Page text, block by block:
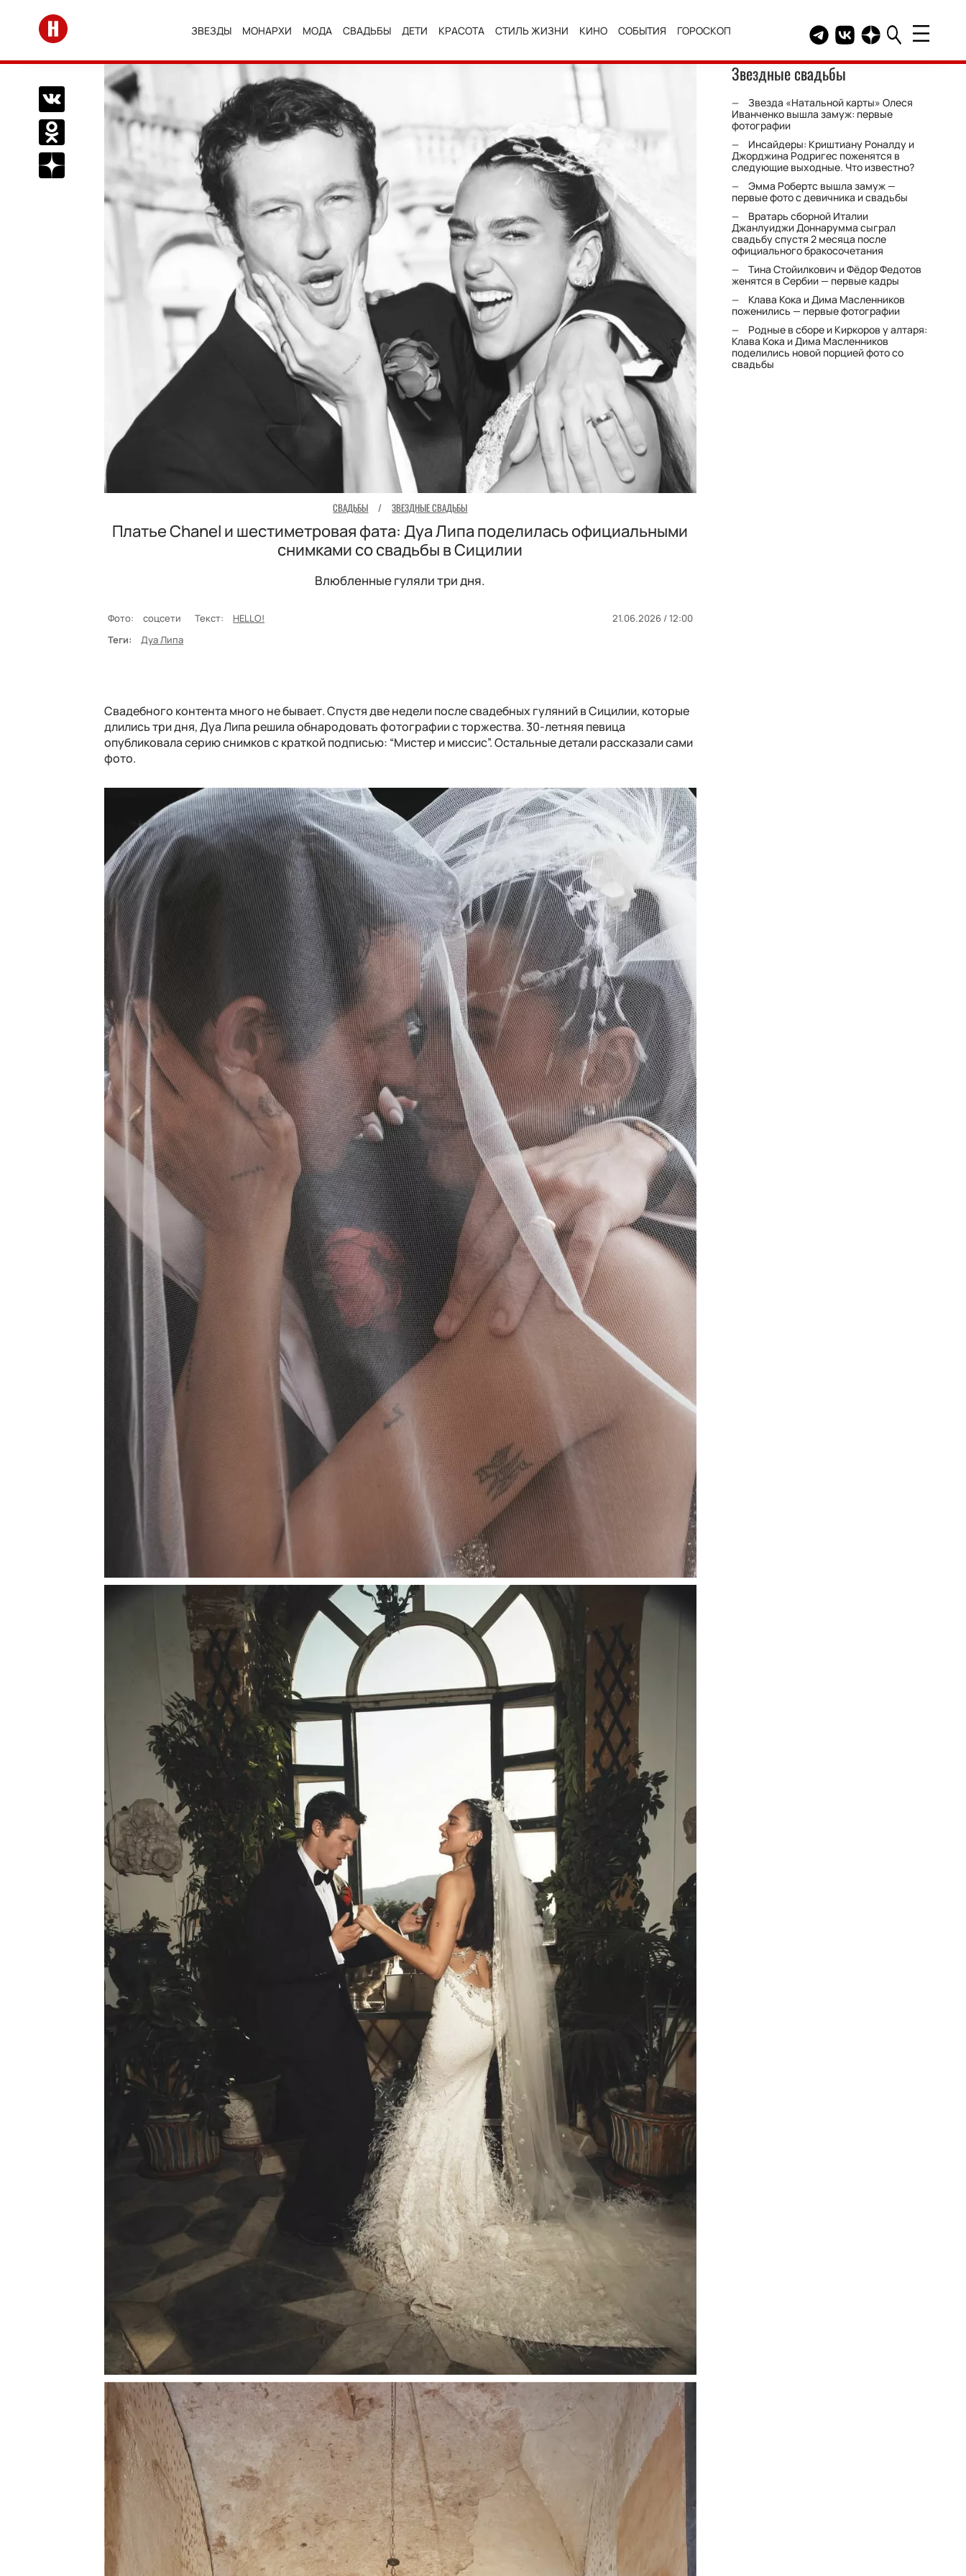
Перейти на главную
ЗВЕЗДЫ МОНАРХИ МОДА СВАДЬБЫ ДЕТИ КРАСОТА СТИЛЬ ЖИЗНИ КИНО СОБЫТИЯ ГОРОСКОП Telegram канал HELLO
Группа HELLO
Канал HELLO в
Поделиться Вконтакте
Поделиться в Одноклассниках
Подписаться на нас в Дзен
СВАДЬБЫ / ЗВЕЗДНЫЕ СВАДЬБЫ
Платье Chanel и шестиметровая фата: Дуа Липа поделилась официальными
снимками со свадьбы в Сицилии
Влюбленные гуляли три дня.
Фото: соцсети Текст: HELLO!
21.06.2026 / 12:00
Теги:
Дуа Липа
Свадебного контента много не бывает. Спустя две недели после свадебных гуляний в Сицилии, которые
длились три дня, Дуа Липа решила обнародовать фотографии с торжества. 30-летняя певица
опубликовала серию снимков с краткой подписью: “Мистер и миссис”. Остальные детали рассказали сами
фото.
Звездные свадьбы
Звезда «Натальной карты» Олеся
Иванченко вышла замуж: первые
фотографии
Инсайдеры: Криштиану Роналду и
Джорджина Родригес поженятся в
следующие выходные. Что известно?
Эмма Робертс вышла замуж —
первые фото с девичника и свадьбы
Вратарь сборной Италии
Джанлуиджи Доннарумма сыграл
свадьбу спустя 2 месяца после
официального бракосочетания
Тина Стойилкович и Фёдор Федотов
женятся в Сербии — первые кадры
Клава Кока и Дима Масленников
поженились — первые фотографии
Родные в сборе и Киркоров у алтаря:
Клава Кока и Дима Масленников
поделились новой порцией фото со
свадьбы